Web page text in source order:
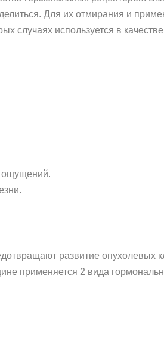
Для их отмирания и
случаях используется в качестве
ощущений.
развитие опухолевых
применяется 2 вида